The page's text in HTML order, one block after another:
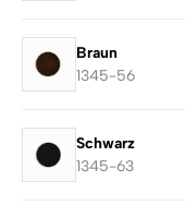
Braun
1345-56
Schwarz
1345-63